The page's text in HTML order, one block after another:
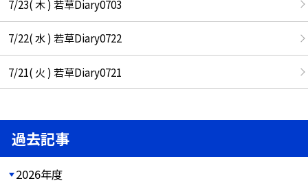
7/23( 木 ) 若草Diary0703
7/22( 水 ) 若草Diary0722
7/21( 火 ) 若草Diary0721
過去記事
2026年度